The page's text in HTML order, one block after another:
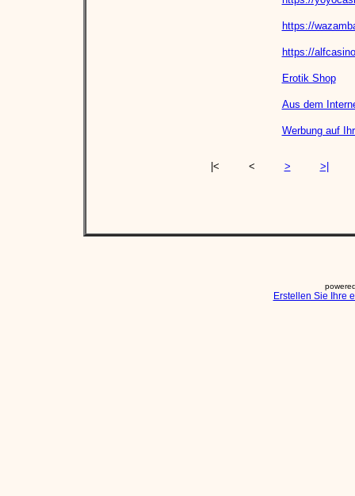
https://
https://
Erotik Shop
Aus dem
Werbung auf
|< < > >|
Erstellen Sie Ihre